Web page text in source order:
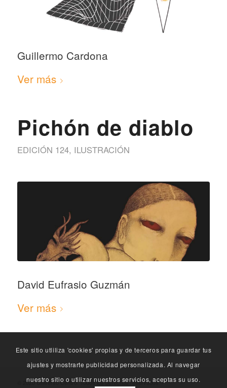
Guillermo Cardona
Ver más
Pichón de diablo
EDICIÓN 124, ILUSTRACIÓN
David Eufrasio Guzmán
Ver más
© 2020 Universo Centro. Todos los derechos reservados. -
Este sitio utliliza 'cookies' propias y de terceros para guardar tus
ajustes y mostrarte publicidad personalizada. Al navegar
nuestro sitio o utilizar nuestros servicios, aceptas su uso.